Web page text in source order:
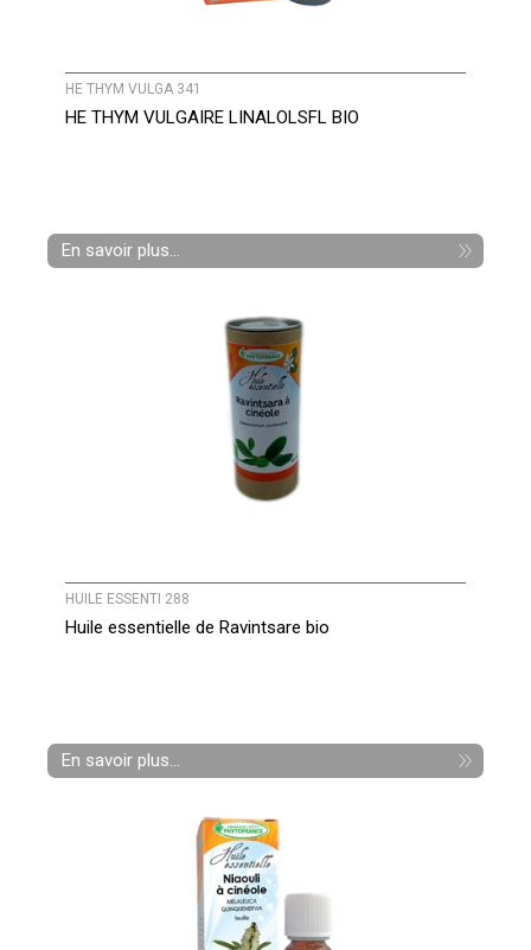
HE THYM VULGA 341
HE THYM VULGAIRE LINALOLSFL BIO
En savoir plus...
HUILE ESSENTI 288
Huile essentielle de Ravintsare bio
En savoir plus...